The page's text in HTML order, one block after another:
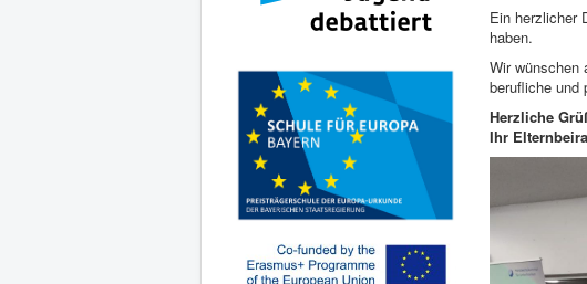
Ein herzlicher
haben.
Wir wünschen
berufliche und
Herzliche
Ihr